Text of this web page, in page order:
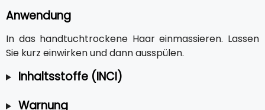
Anwendung
In das handtuchtrockene Haar einmassieren. Lassen
Sie kurz einwirken und dann ausspülen.
Inhaltsstoffe (INCI)
Warnung